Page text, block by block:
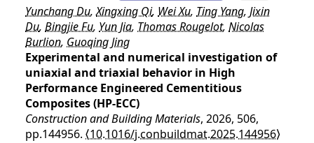
Yunchang Du,Xingxing Qi, Wei Xu, Ting Yang, Jixin
Du, Bingjie Fu, Yun Jia, Thomas Rougelot, Nicolas
Burlion, Guoqing Jing
Experimental and numerical investigation of
uniaxial and triaxial behavior in High
Performance Engineered Cementitious
Composites (HP-ECC)
Construction and Building Materials, 2026, 506,
pp.144956. ⟨10.1016/j.conbuildmat.2025.144956⟩